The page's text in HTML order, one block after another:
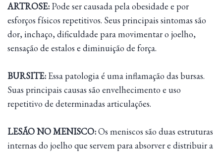
ARTROSE: Pode ser causada pela obesidade e por
esforços físicos repetitivos. Seus principais sintomas são
dor, inchaço, dificuldade para movimentar o joelho,
sensação de estalos e diminuição de força.
BURSITE: Essa patologia é uma inflamação das bursas.
Suas principais causas são envelhecimento e uso
repetitivo de determinadas articulações.
LESÃO NO MENISCO:Os meniscos são duas estruturas
internas do joelho que servem para absorver e distribuir a